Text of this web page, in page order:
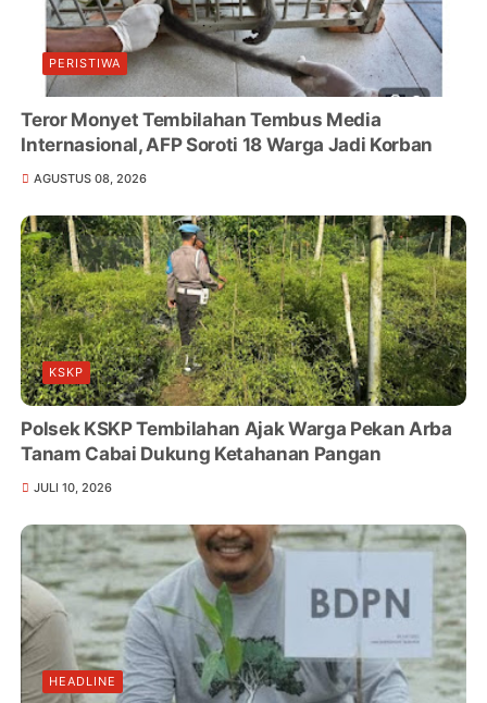
PERISTIWA
Teror Monyet Tembilahan Tembus Media
Internasional, AFP Soroti 18 Warga Jadi Korban
AGUSTUS 08, 2026
KSKP
Polsek KSKP Tembilahan Ajak Warga Pekan Arba
Tanam Cabai Dukung Ketahanan Pangan
JULI 10, 2026
HEADLINE